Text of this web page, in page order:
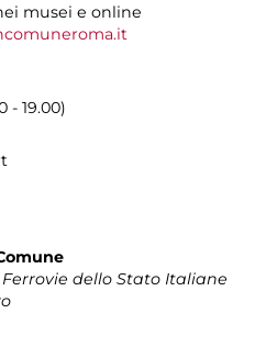
musei e online
- 19.00)
Ferrovie dello Stato Italiane